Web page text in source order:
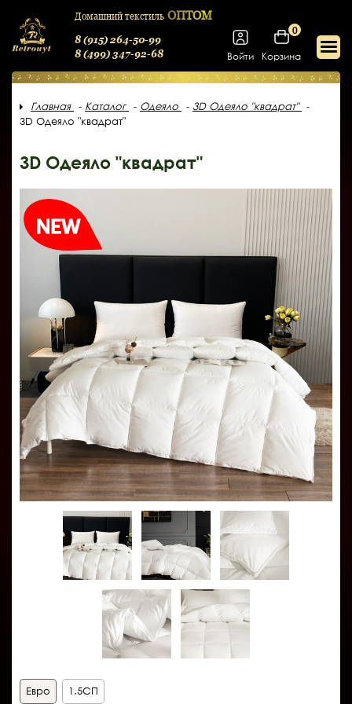
Домашний текстиль ОПТОМ
8 (915) 264-50-99
8 (499) 347-92-68
Войти Корзина
0
Главная Каталог Одеяло
3D Одеяло "квадрат"
3D Одеяло "квадрат"
3D Одеяло "квадрат"
Евро 1.5СП